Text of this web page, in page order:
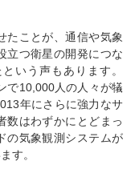
たことが、通信や気象
立つ衛星の開発につな
いう声もあります。
で10,000人の人々が犠
年にさらに強力なサ
数はわずかにとどまっ
の気象観測システムが
す。